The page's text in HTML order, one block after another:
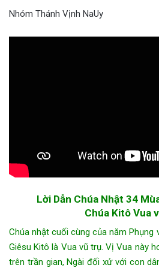
Nhóm Thánh Vịnh NaUy
Lời Dẫn Chúa Nhật 34
Chúa Kitô Vua
Chúa nhật cuối cùng của năm Phụng
Giêsu Kitô là Vua vũ trụ. Vị Vua này
trên trần gian, Ngài đối xử với con